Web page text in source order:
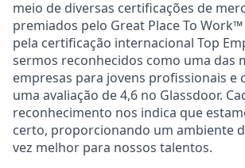
meio de diversas certificações de
premiados pelo Great Place To
pela certificação internacional Top
sermos reconhecidos como uma das
empresas para jovens profissionais e
uma avaliação de 4,6 no Glassdoor.
reconhecimento nos indica que
certo, proporcionando um ambiente
vez melhor para nossos talentos.